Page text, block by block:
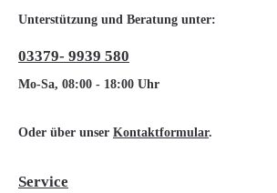
Unterstützung und Beratung unter:
03379- 9939 580
Mo-Sa, 08:00 - 18:00 Uhr
Oder über unser Kontaktformular.
Service